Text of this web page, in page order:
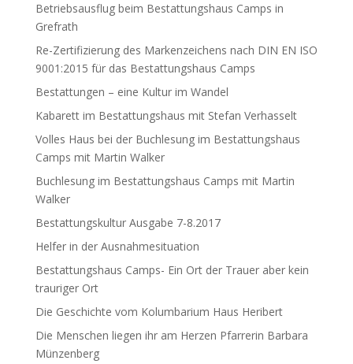
Betriebsausflug beim Bestattungshaus Camps in
Grefrath
Re-Zertifizierung des Markenzeichens nach DIN EN ISO
9001:2015 für das Bestattungshaus Camps
Bestattungen – eine Kultur im Wandel
Kabarett im Bestattungshaus mit Stefan Verhasselt
Volles Haus bei der Buchlesung im Bestattungshaus
Camps mit Martin Walker
Buchlesung im Bestattungshaus Camps mit Martin
Walker
Bestattungskultur Ausgabe 7-8.2017
Helfer in der Ausnahmesituation
Bestattungshaus Camps- Ein Ort der Trauer aber kein
trauriger Ort
Die Geschichte vom Kolumbarium Haus Heribert
Die Menschen liegen ihr am Herzen Pfarrerin Barbara
Münzenberg